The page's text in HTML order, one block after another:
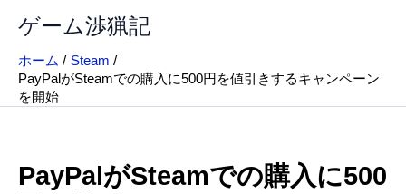
ゲーム渉猟記
ホーム
Steam
PayPalがSteamでの購入に500円を値引きするキャンペーン
を開始
PayPalがSteamでの購入に500